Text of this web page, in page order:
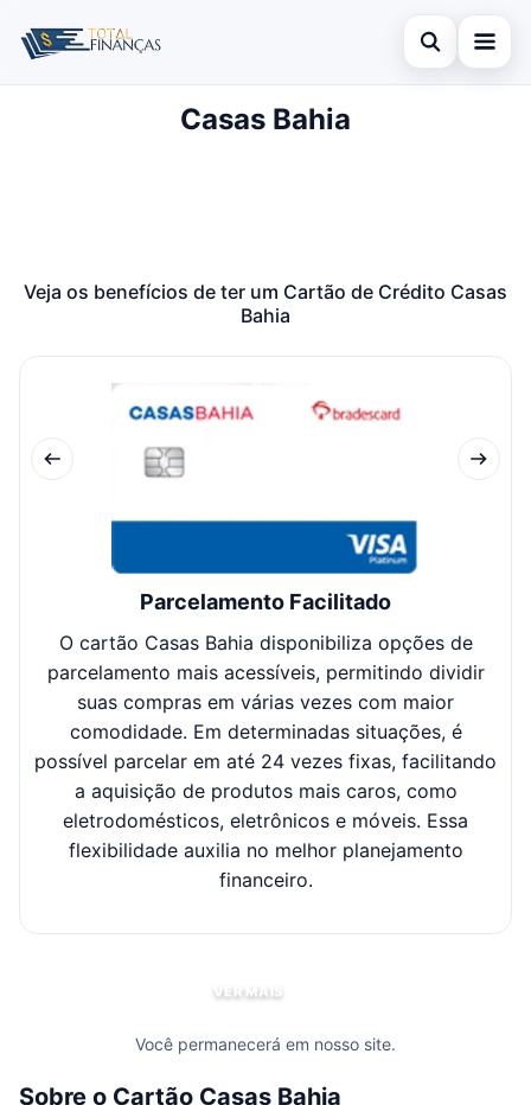
Abrir busca
Casas Bahia
Veja os benefícios de ter um Cartão de Crédito Casas
Bahia
Parcelamento Facilitado
O cartão Casas Bahia disponibiliza opções de
parcelamento mais acessíveis, permitindo dividir
suas compras em várias vezes com maior
comodidade. Em determinadas situações, é
possível parcelar em até 24 vezes fixas, facilitando
a aquisição de produtos mais caros, como
eletrodomésticos, eletrônicos e móveis. Essa
flexibilidade auxilia no melhor planejamento
financeiro.
VER MAIS
Você permanecerá em nosso site.
Sobre o Cartão Casas Bahia